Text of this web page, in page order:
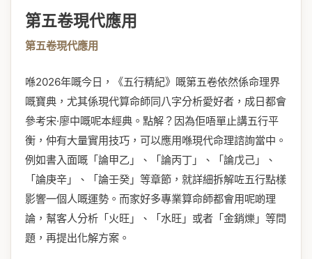
第五卷現代應用
第五卷現代應用
喺2026年嘅今日，《五行精紀》嘅第五卷依然係命理界
嘅寶典，尤其係現代算命師同八字分析愛好者，成日都會
參考宋·廖中嘅呢本經典。點解？因為佢唔單止講五行平
衡，仲有大量實用技巧，可以應用喺現代命理諮詢當中。
例如書入面嘅「論甲乙」、「論丙丁」、「論戊己」、
「論庚辛」、「論壬癸」等章節，就詳細拆解咗五行點樣
影響一個人嘅運勢。而家好多專業算命師都會用呢啲理
論，幫客人分析「火旺」、「水旺」或者「金銷爍」等問
題，再提出化解方案。